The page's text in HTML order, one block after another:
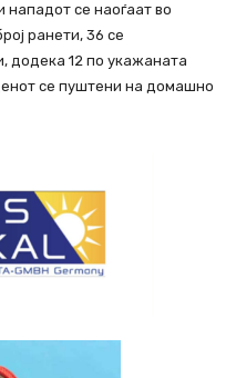
се наоѓаат во
ранети, 36 се
додека 12 по укажаната
се пуштени на домашно